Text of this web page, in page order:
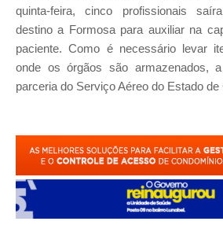
quinta-feira, cinco profissionais
destino a Formosa para auxiliar na
paciente. Como é necessário levar
onde os órgãos são armazenados,
parceria do Serviço Aéreo do Estado de